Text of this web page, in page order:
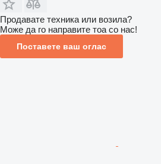
Продавате техника или возила?
Може да го направите тоа со нас!
Поставете ваш оглас